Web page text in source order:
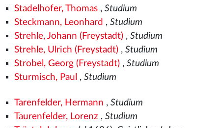
Stadelhofer, Thomas, Studium
Steckmann, Leonhard , Studium
Strehle, Johann (Freystadt), Studium
Strehle, Ulrich (Freystadt), Studium
Strobel, Georg (Freystadt), Studium
Sturmisch, Paul , Studium
Tarenfelder, Hermann , Studium
Taurenfelder, Lorenz , Studium